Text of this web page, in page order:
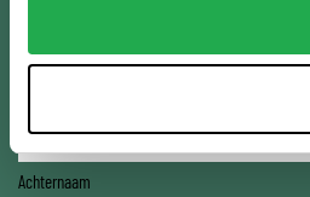
Achternaam